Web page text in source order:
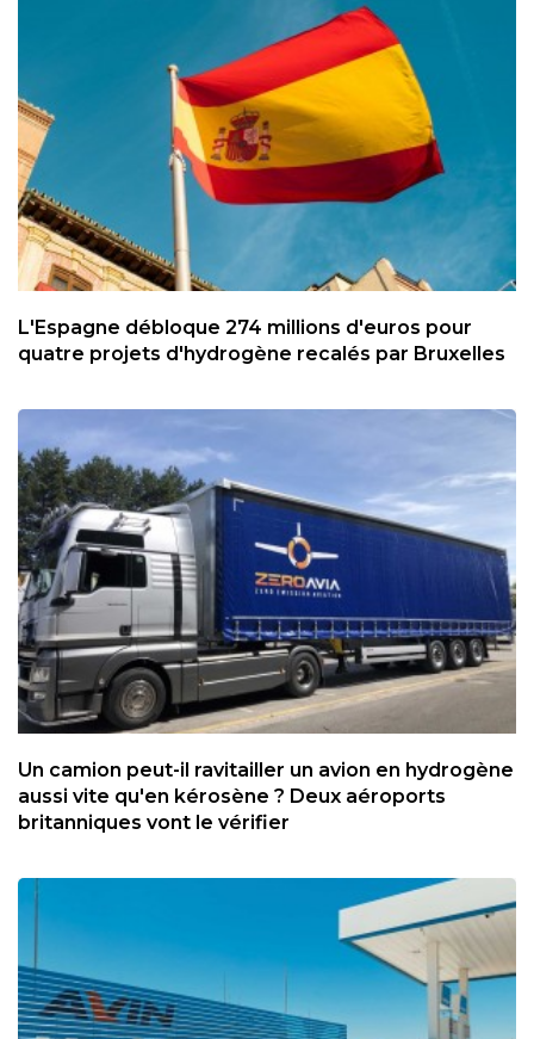
L'Espagne débloque 274 millions d'euros pour
quatre projets d'hydrogène recalés par Bruxelles
Un camion peut-il ravitailler un avion en hydrogène
aussi vite qu'en kérosène ? Deux aéroports
britanniques vont le vérifier